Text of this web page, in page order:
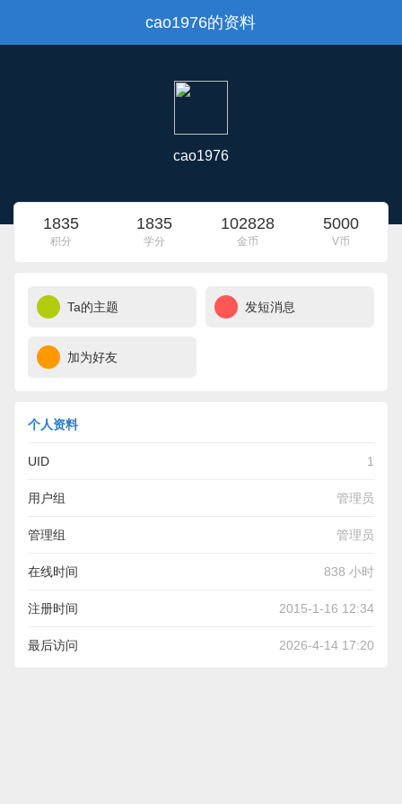
cao1976的资料
cao1976
1835
积分
1835
学分
102828
金币
5000
V币
Ta的主题 发短消息
加为好友
个人资料
UID 1
用户组 管理员
管理组 管理员
在线时间 838 小时
注册时间 2015-1-16 12:34
最后访问 2026-4-14 17:20